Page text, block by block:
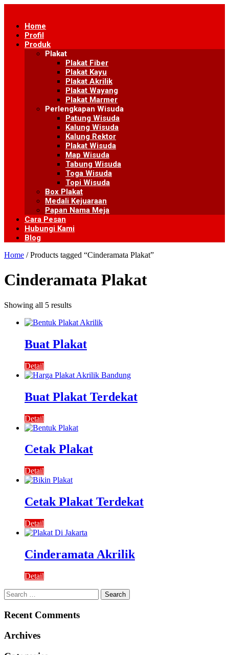
contentHome
Profil
Produk
Plakat
Plakat Fiber
Plakat Kayu
Plakat Akrilik
Plakat Wayang
Plakat Marmer
Perlengkapan Wisuda
Patung Wisuda
Kalung Wisuda
Kalung Rektor
Plakat Wisuda
Map Wisuda
Tabung Wisuda
Toga Wisuda
Topi Wisuda
Box Plakat
Medali Kejuaraan
Papan Nama Meja
Cara Pesan
Hubungi Kami
Blog
Home / Products tagged “Cinderamata Plakat”
Cinderamata Plakat
Showing all 5 results
Buat Plakat
Detail
Buat Plakat Terdekat
Detail
Cetak Plakat
Detail
Cetak Plakat Terdekat
Detail
Cinderamata Akrilik
Detail
Search
for:
Recent Comments
Archives